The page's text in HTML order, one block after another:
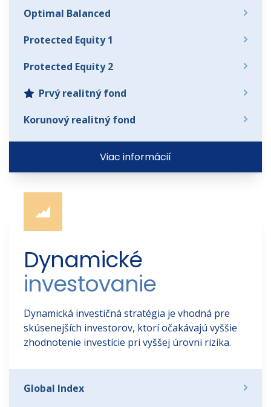
Optimal Balanced
Protected Equity 1
Protected Equity 2
Prvý realitný fond
Korunový realitný fond
Viac informácií
Dynamické
investovanie
Dynamická investičná stratégia je vhodná pre
skúsenejších investorov, ktorí očakávajú vyššie
zhodnotenie investície pri vyššej úrovni rizika.
Global Index